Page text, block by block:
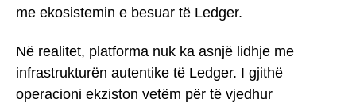
me ekosistemin e besuar të Ledger.
Në realitet, platforma nuk ka asnjë lidhje me
infrastrukturën autentike të Ledger. I gjithë
operacioni ekziston vetëm për të vjedhur